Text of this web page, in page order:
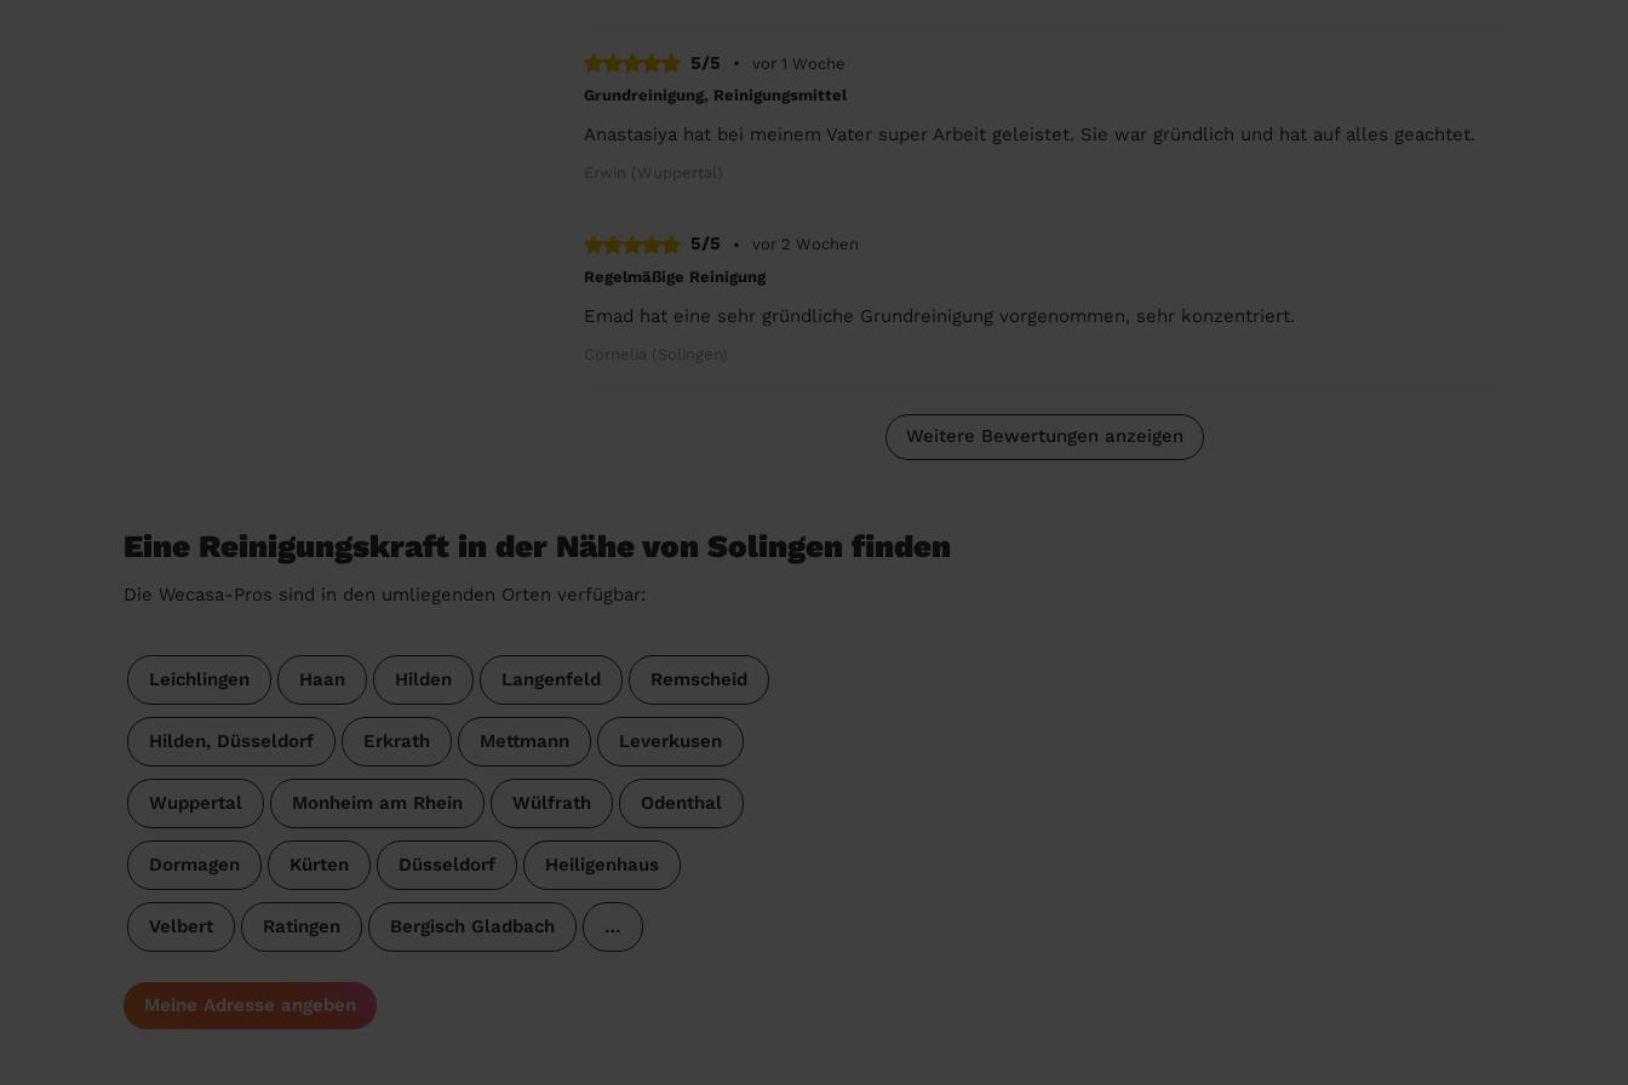
5/5 •
vor 1 Woche
Grundreinigung, Reinigungsmittel
Anastasiya hat bei meinem Vater super Arbeit geleistet. Sie war gründlich und hat auf alles geachtet.
Erwin (Wuppertal)
5/5 •
vor 2 Wochen
Regelmäßige Reinigung
Emad hat eine sehr gründliche Grundreinigung vorgenommen, sehr konzentriert.
Cornelia (Solingen)
Weitere Bewertungen anzeigen
Eine Reinigungskraft in der Nähe von Solingen finden
Die Wecasa-Pros sind in den umliegenden Orten verfügbar:
Leichlingen Haan Hilden Langenfeld Remscheid
Hilden, Düsseldorf Erkrath Mettmann Leverkusen
Wuppertal Monheim am Rhein Wülfrath Odenthal
Dormagen Kürten Düsseldorf Heiligenhaus
Velbert Ratingen Bergisch Gladbach …
Meine Adresse angeben